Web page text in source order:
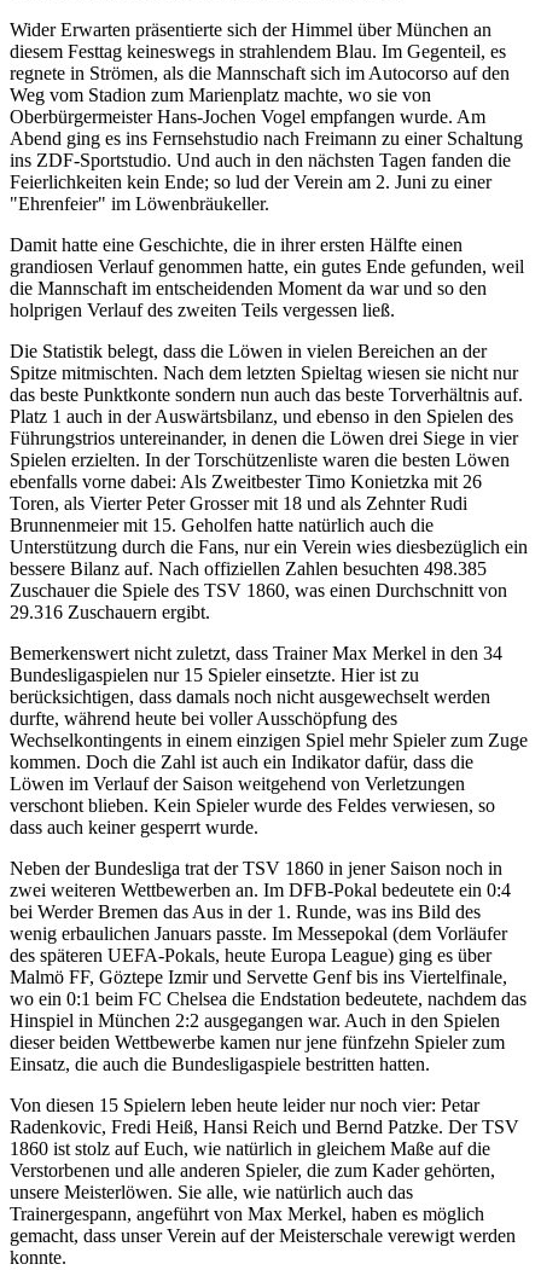
Wider Erwarten präsentierte sich der Himmel über München an
diesem Festtag keineswegs in strahlendem Blau. Im Gegenteil, es
regnete in Strömen, als die Mannschaft sich im Autocorso auf den
Weg vom Stadion zum Marienplatz machte, wo sie von
Oberbürgermeister Hans-Jochen Vogel empfangen wurde. Am
Abend ging es ins Fernsehstudio nach Freimann zu einer Schaltung
ins ZDF-Sportstudio. Und auch in den nächsten Tagen fanden die
Feierlichkeiten kein Ende; so lud der Verein am 2. Juni zu einer
"Ehrenfeier" im Löwenbräukeller.
Damit hatte eine Geschichte, die in ihrer ersten Hälfte einen
grandiosen Verlauf genommen hatte, ein gutes Ende gefunden, weil
die Mannschaft im entscheidenden Moment da war und so den
holprigen Verlauf des zweiten Teils vergessen ließ.
Die Statistik belegt, dass die Löwen in vielen Bereichen an der
Spitze mitmischten. Nach dem letzten Spieltag wiesen sie nicht nur
das beste Punktkonte sondern nun auch das beste Torverhältnis auf.
Platz 1 auch in der Auswärtsbilanz, und ebenso in den Spielen des
Führungstrios untereinander, in denen die Löwen drei Siege in vier
Spielen erzielten. In der Torschützenliste waren die besten Löwen
ebenfalls vorne dabei: Als Zweitbester Timo Konietzka mit 26
Toren, als Vierter Peter Grosser mit 18 und als Zehnter Rudi
Brunnenmeier mit 15. Geholfen hatte natürlich auch die
Unterstützung durch die Fans, nur ein Verein wies diesbezüglich ein
bessere Bilanz auf. Nach offiziellen Zahlen besuchten 498.385
Zuschauer die Spiele des TSV 1860, was einen Durchschnitt von
29.316 Zuschauern ergibt.
Bemerkenswert nicht zuletzt, dass Trainer Max Merkel in den 34
Bundesligaspielen nur 15 Spieler einsetzte. Hier ist zu
berücksichtigen, dass damals noch nicht ausgewechselt werden
durfte, während heute bei voller Ausschöpfung des
Wechselkontingents in einem einzigen Spiel mehr Spieler zum Zuge
kommen. Doch die Zahl ist auch ein Indikator dafür, dass die
Löwen im Verlauf der Saison weitgehend von Verletzungen
verschont blieben. Kein Spieler wurde des Feldes verwiesen, so
dass auch keiner gesperrt wurde.
Neben der Bundesliga trat der TSV 1860 in jener Saison noch in
zwei weiteren Wettbewerben an. Im DFB-Pokal bedeutete ein 0:4
bei Werder Bremen das Aus in der 1. Runde, was ins Bild des
wenig erbaulichen Januars passte. Im Messepokal (dem Vorläufer
des späteren UEFA-Pokals, heute Europa League) ging es über
Malmö FF, Göztepe Izmir und Servette Genf bis ins Viertelfinale,
wo ein 0:1 beim FC Chelsea die Endstation bedeutete, nachdem das
Hinspiel in München 2:2 ausgegangen war. Auch in den Spielen
dieser beiden Wettbewerbe kamen nur jene fünfzehn Spieler zum
Einsatz, die auch die Bundesligaspiele bestritten hatten.
Von diesen 15 Spielern leben heute leider nur noch vier: Petar
Radenkovic, Fredi Heiß, Hansi Reich und Bernd Patzke. Der TSV
1860 ist stolz auf Euch, wie natürlich in gleichem Maße auf die
Verstorbenen und alle anderen Spieler, die zum Kader gehörten,
unsere Meisterlöwen. Sie alle, wie natürlich auch das
Trainergespann, angeführt von Max Merkel, haben es möglich
gemacht, dass unser Verein auf der Meisterschale verewigt werden
konnte.